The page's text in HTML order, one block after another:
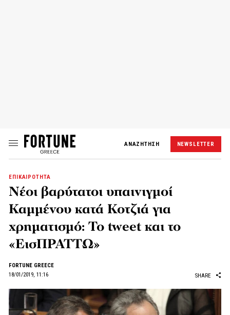
ΑΝΑΖΗΤΗΣΗ NEWSLETTER
ΕΠΙΚΑΙΡΟΤΗΤΑ
Νέοι βαρύτατοι υπαινιγμοί
Καμμένου κατά Κοτζιά για
χρηματισμό: Το tweet και το
«ΕισΠΡΑΤΤΩ»
FORTUNE GREECE
18/01/2019, 11:16
SHARE